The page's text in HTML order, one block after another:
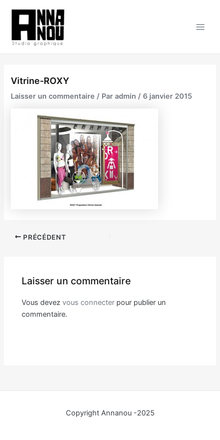
contenu
Vitrine-ROXY
Laisser un commentaire / Paradmin/6 janvier 2015
NavigationPRÉCÉDENT
Laisser un commentaire
Vous devezvous connecter pour publier un
commentaire.
Copyright Annanou -2025